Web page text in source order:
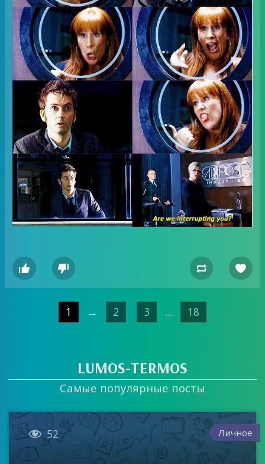
   
1 → 2 3 ... 18
LUMOS-TERMOS
Самые популярные посты
 52 Личное